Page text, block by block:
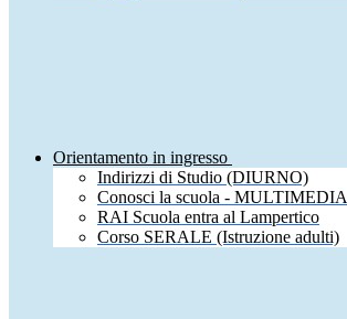
Orientamento in ingresso
Indirizzi di Studio (DIURNO)
Conosci la scuola - MULTIMEDIA
RAI Scuola entra al Lampertico
Corso SERALE (Istruzione adulti)